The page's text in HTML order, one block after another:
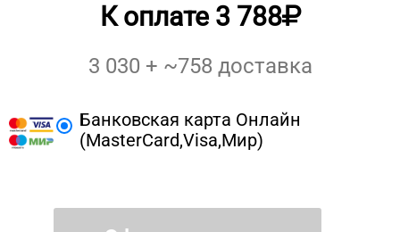
К оплате 3 788
3 030 + ~758 доставка
Банковская карта Онлайн
(MasterCard,Visa,Мир)